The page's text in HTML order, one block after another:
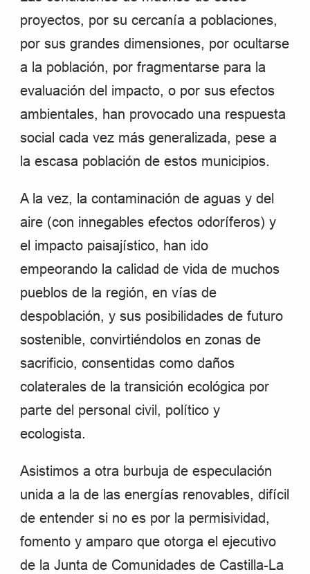
proyectos, por su cercanía a poblaciones,
por sus grandes dimensiones, por ocultarse
a la población, por fragmentarse para la
evaluación del impacto, o por sus efectos
ambientales, han provocado una respuesta
social cada vez más generalizada, pese a
la escasa población de estos municipios.
A la vez, la contaminación de aguas y del
aire (con innegables efectos odoríferos) y
el impacto paisajístico, han ido
empeorando la calidad de vida de muchos
pueblos de la región, en vías de
despoblación, y sus posibilidades de futuro
sostenible, convirtiéndolos en zonas de
sacrificio, consentidas como daños
colaterales de la transición ecológica por
parte del personal civil, político y
ecologista.
Asistimos a otra burbuja de especulación
unida a la de las energías renovables, difícil
de entender si no es por la permisividad,
fomento y amparo que otorga el ejecutivo
de la Junta de Comunidades de Castilla-La